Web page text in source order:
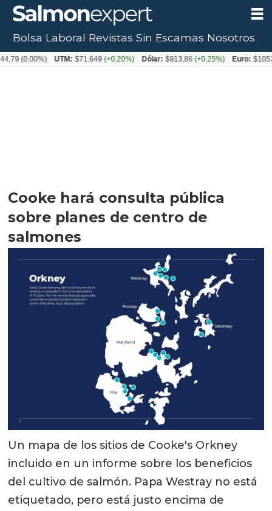
Cooke hará consulta pública
sobre planes de centro de
salmones
Un mapa de los sitios de Cooke's Orkney
incluido en un informe sobre los beneficios
del cultivo de salmón. Papa Westray no está
etiquetado, pero está justo encima de
Bolsa Laboral Revistas Sin Escamas Nosotros
UTM: $71.649(+0.20%) Dólar: $913,86(+0.25%) Euro: $1053,08(-